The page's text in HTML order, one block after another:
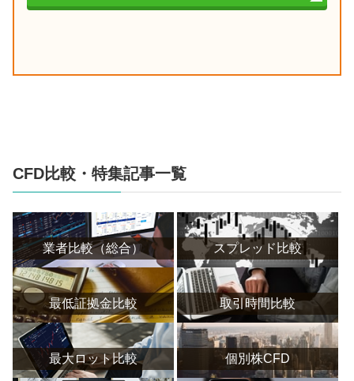
CFD比較・特集記事一覧
業者比較（総合） スプレッド比較
最低証拠金比較 取引時間比較
最大ロット比較 個別株CFD